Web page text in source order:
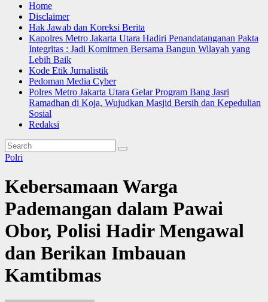
Home
Disclaimer
Hak Jawab dan Koreksi Berita
Kapolres Metro Jakarta Utara Hadiri Penandatanganan Pakta
Integritas : Jadi Komitmen Bersama Bangun Wilayah yang
Lebih Baik
Kode Etik Jurnalistik
Pedoman Media Cyber
Polres Metro Jakarta Utara Gelar Program Bang Jasri
Ramadhan di Koja, Wujudkan Masjid Bersih dan Kepedulian
Sosial
Redaksi
Polri
Kebersamaan Warga
Pademangan dalam Pawai
Obor, Polisi Hadir Mengawal
dan Berikan Imbauan
Kamtibmas